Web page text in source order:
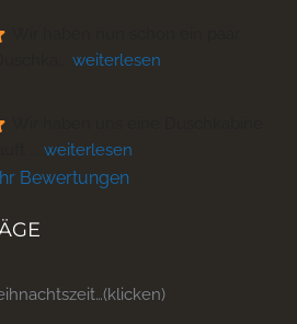
weiterlesen
weiterlesen
Bewertungen